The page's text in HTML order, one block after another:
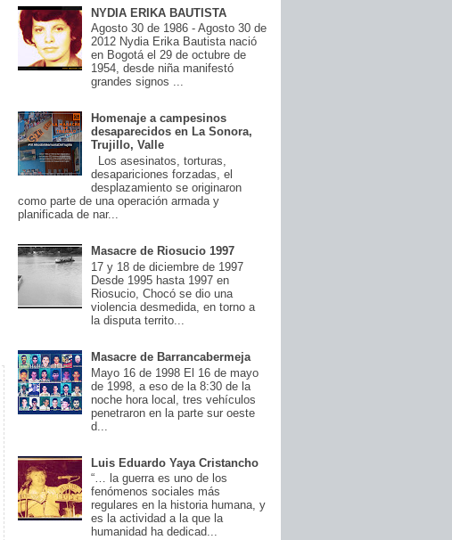
NYDIA ERIKA BAUTISTA
Agosto 30 de 1986 - Agosto 30 de
2012 Nydia Erika Bautista nació
en Bogotá el 29 de octubre de
1954, desde niña manifestó
grandes signos ...
Homenaje a campesinos
desaparecidos en La Sonora,
Trujillo, Valle
Los asesinatos, torturas,
desapariciones forzadas, el
desplazamiento se originaron
como parte de una operación armada y
planificada de nar...
Masacre de Riosucio 1997
17 y 18 de diciembre de 1997
Desde 1995 hasta 1997 en
Riosucio, Chocó se dio una
violencia desmedida, en torno a
la disputa territo...
Masacre de Barrancabermeja
Mayo 16 de 1998 El 16 de mayo
de 1998, a eso de la 8:30 de la
noche hora local, tres vehículos
penetraron en la parte sur oeste
d...
Luis Eduardo Yaya Cristancho
“… la guerra es uno de los
fenómenos sociales más
regulares en la historia humana, y
es la actividad a la que la
humanidad ha dedicad...